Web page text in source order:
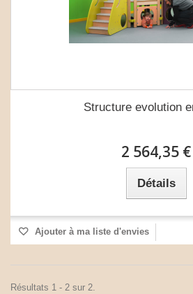
Structure evolution
2 564,35 €
Détails
Ajouter à ma liste d'envies
Résultats 1 - 2 sur 2.